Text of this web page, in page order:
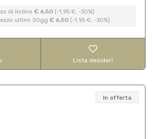
di listino € 6,50 (-1,95 €, -30%)
ultimi 30gg € 6,50 (-1,95 €, -30%)
Lista desideri
In offerta